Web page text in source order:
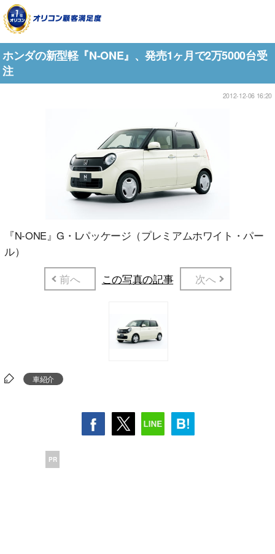
ホンダの新型軽『N-ONE』、発売1ヶ月で2万5000台受
注
2012-12-06 16:20
『N-ONE』G・Lパッケージ（プレミアムホワイト・パー
ル）
前へ
この写真の記事 次へ
車紹介
PR